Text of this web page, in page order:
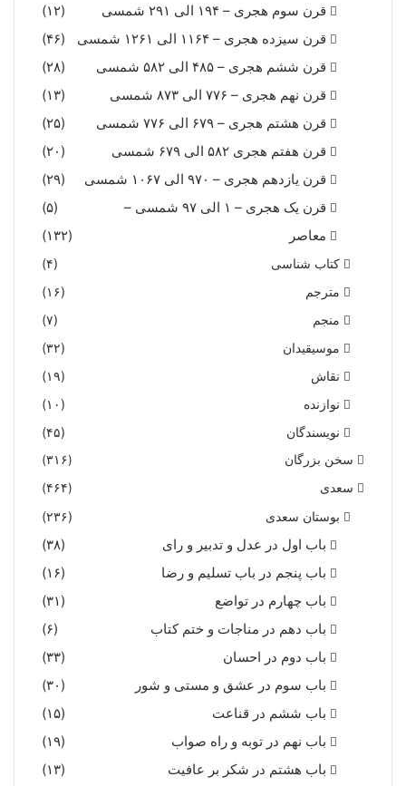
قرن سوم هجری – ۱۹۴ الی ۲۹۱ شمسی
(۱۲)
قرن سیزده هجری – ۱۱۶۴ الی ۱۲۶۱ شمسی
(۴۶)
قرن ششم هجری – ۴۸۵ الی ۵۸۲ شمسی
(۲۸)
قرن نهم هجری – ۷۷۶ الی ۸۷۳ شمسی
(۱۳)
قرن هشتم هجری – ۶۷۹ الی ۷۷۶ شمسی
(۲۵)
قرن هفتم هجری ۵۸۲ الی ۶۷۹ شمسی
(۲۰)
قرن یازدهم هجری – ۹۷۰ الی ۱۰۶۷ شمسی
(۲۹)
قرن یک هجری – ۱ الی ۹۷ شمسی –
(۵)
معاصر
(۱۳۲)
کتاب شناسی
(۴)
مترجم
(۱۶)
منجم
(۷)
موسیقیدان
(۳۲)
نقاش
(۱۹)
نوازنده
(۱۰)
نویسندگان
(۴۵)
سخن بزرگان
(۳۱۶)
سعدی
(۴۶۴)
بوستان سعدی (۲۳۶)
باب اول در عدل و تدبیر و رای
(۳۸)
باب پنجم در باب تسلیم و رضا
(۱۶)
باب چهارم در تواضع
(۳۱)
باب دهم در مناجات و ختم کتاب
(۶)
باب دوم در احسان
(۳۳)
باب سوم در عشق و مستی و شور
(۳۰)
باب ششم در قناعت
(۱۵)
باب نهم در توبه و راه صواب
(۱۹)
باب هشتم در شکر بر عافیت
(۱۳)